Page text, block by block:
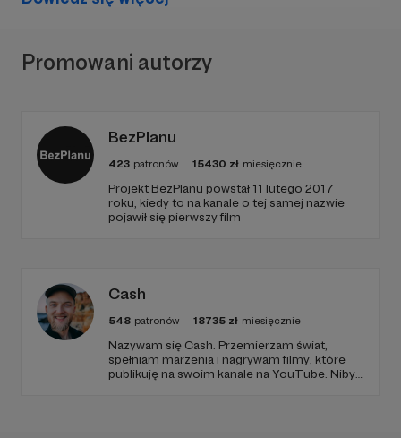
Promowani autorzy
BezPlanu
423 patronów 15430 zł miesięcznie
Projekt BezPlanu powstał 11 lutego 2017
roku, kiedy to na kanale o tej samej nazwie
pojawił się pierwszy film
Cash
548 patronów 18735 zł miesięcznie
Nazywam się Cash. Przemierzam świat,
spełniam marzenia i nagrywam filmy, które
publikuję na swoim kanale na YouTube. Niby